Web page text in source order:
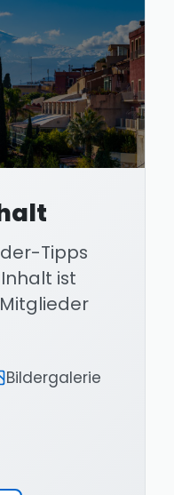
Tipps
ist
Bildergalerie